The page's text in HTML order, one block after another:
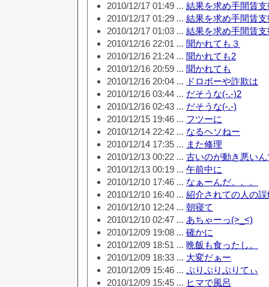
2010/12/17 01:49 ... 結果を求め手間賃
2010/12/17 01:29 ... 結果を求め手間賃
2010/12/17 01:03 ... 結果を求め手間賃
2010/12/16 22:01 ... 聞かれても３
2010/12/16 21:24 ... 聞かれても2
2010/12/16 20:59 ... 聞かれても
2010/12/16 20:04 ... ドロボーや詐欺は
2010/12/16 03:44 ... だそうな(-.-)2
2010/12/16 02:43 ... だそうな(-.-)
2010/12/15 19:46 ... フツーに
2010/12/14 22:42 ... なるヘソねー
2010/12/14 17:35 ... また修理
2010/12/13 00:22 ... 古いのが動き悪いん
2010/12/13 00:19 ... 午前中に
2010/12/10 17:46 ... なぁーんだ。。。
2010/12/10 16:40 ... 紹介されての人の誤
2010/12/10 12:24 ... 朝寝て
2010/12/10 02:47 ... あちゃーっ(>_<)
2010/12/09 19:08 ... 確かに
2010/12/09 18:51 ... 晩飯も食ったし。
2010/12/09 18:33 ... 大変だぁー
2010/12/09 15:46 ... ぷりぷりぷりてぃ
2010/12/09 15:45 ... ヒマで風呂